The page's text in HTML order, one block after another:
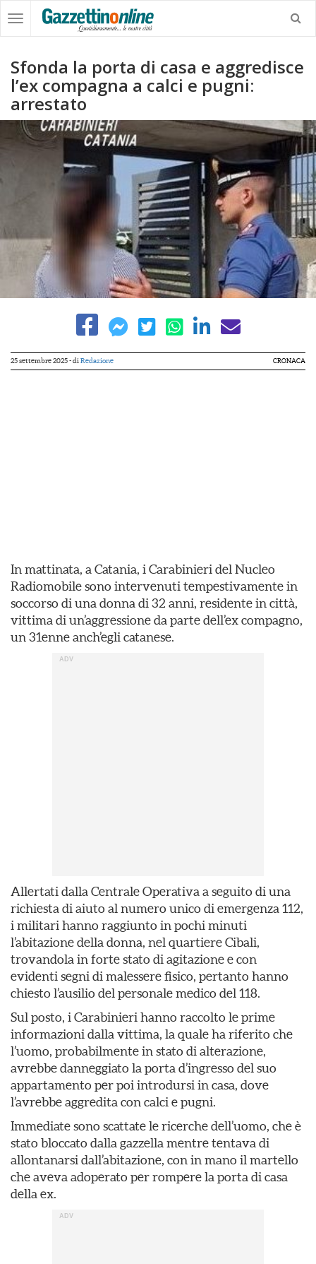
Sfonda la porta di casa e aggredisce
l’ex compagna a calci e pugni:
arrestato
25 settembre 2025- di Redazione CRONACA
In mattinata, a Catania, i Carabinieri del Nucleo
Radiomobile sono intervenuti tempestivamente in
soccorso di una donna di 32 anni, residente in città,
vittima di un’aggressione da parte dell’ex compagno,
un 31enne anch’egli catanese.
Allertati dalla Centrale Operativa a seguito di una
richiesta di aiuto al numero unico di emergenza 112,
i militari hanno raggiunto in pochi minuti
l’abitazione della donna, nel quartiere Cibali,
trovandola in forte stato di agitazione e con
evidenti segni di malessere fisico, pertanto hanno
chiesto l’ausilio del personale medico del 118.
Sul posto, i Carabinieri hanno raccolto le prime
informazioni dalla vittima, la quale ha riferito che
l’uomo, probabilmente in stato di alterazione,
avrebbe danneggiato la porta d’ingresso del suo
appartamento per poi introdursi in casa, dove
l’avrebbe aggredita con calci e pugni.
Immediate sono scattate le ricerche dell’uomo, che è
stato bloccato dalla gazzella mentre tentava di
allontanarsi dall’abitazione, con in mano il martello
che aveva adoperato per rompere la porta di casa
della ex.